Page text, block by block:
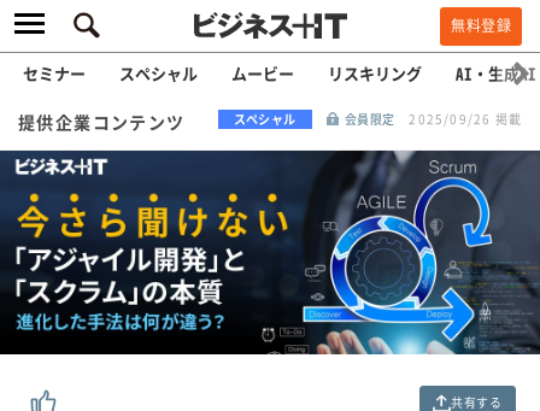
無料登録
セミナー スペシャル ムービー リスキリング AI・生成AI
提供企業コンテンツ スペシャル 会員限定 2025/09/26 掲載
共有する